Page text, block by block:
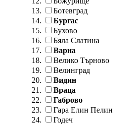
Ботевград
Бургас
Бухово
Бяла Слатина
Варна
Велико Търново
Велинград
Видин
Враца
Габрово
Гара Елин Пелин
Годеч